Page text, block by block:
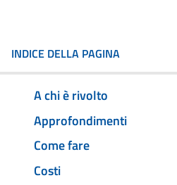
INDICE DELLA PAGINA
A chi è rivolto
Approfondimenti
Come fare
Costi